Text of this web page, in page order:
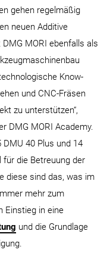
gehen regelmäßig
neuen Additive
MORI ebenfalls als
Know-
und CNC-Fräsen
zu unterstützen“,
DMG MORI Academy.
40 Plus und 14
für die Betreuung der
diese sind das, was im
mehr zum
Einstieg in eine
und die Grundlage